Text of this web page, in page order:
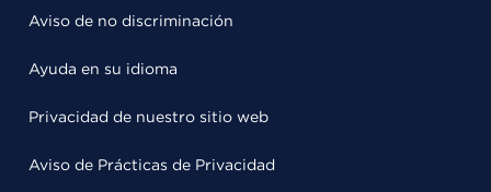
Aviso de no discriminación
Ayuda en su idioma
Privacidad de nuestro sitio web
Aviso de Prácticas de Privacidad